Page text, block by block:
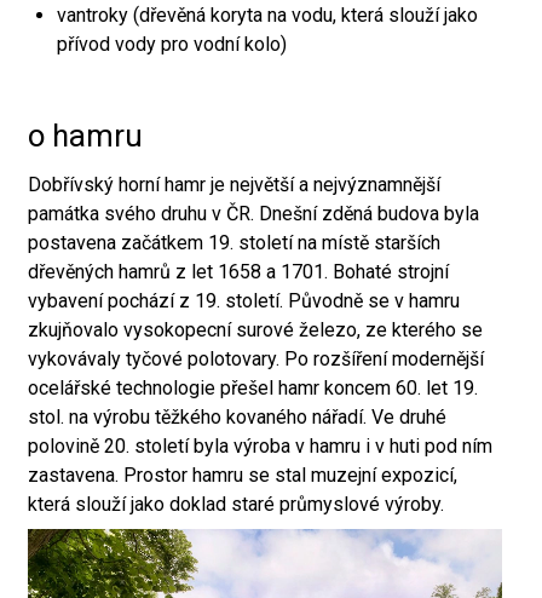
vantroky (dřevěná koryta na vodu, která slouží jako
přívod vody pro vodní kolo)
o hamru
Dobřívský horní hamr je největší a nejvýznamnější
památka svého druhu v ČR. Dnešní zděná budova byla
postavena začátkem 19. století na místě starších
dřevěných hamrů z let 1658 a 1701. Bohaté strojní
vybavení pochází z 19. století. Původně se v hamru
zkujňovalo vysokopecní surové železo, ze kterého se
vykovávaly tyčové polotovary. Po rozšíření modernější
ocelářské technologie přešel hamr koncem 60. let 19.
stol. na výrobu těžkého kovaného nářadí. Ve druhé
polovině 20. století byla výroba v hamru i v huti pod ním
zastavena. Prostor hamru se stal muzejní expozicí,
která slouží jako doklad staré průmyslové výroby.